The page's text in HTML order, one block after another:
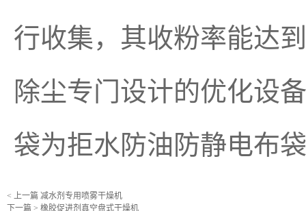
行收集，其收粉率能达
除尘专门设计的优化设
袋为拒水防油防静电布
< 上一篇 减水剂专用喷雾干燥机
下一篇 > 橡胶促进剂真空盘式干燥机